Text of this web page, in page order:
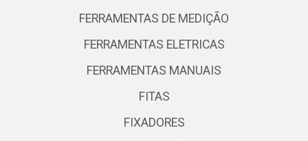
FERRAMENTAS DE MEDIÇÃO
FERRAMENTAS ELETRICAS
FERRAMENTAS MANUAIS
FITAS
FIXADORES